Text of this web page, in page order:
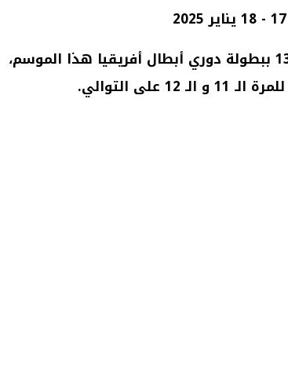
دوري أبطال أفريقيا هذا الموسم،
التوالي.